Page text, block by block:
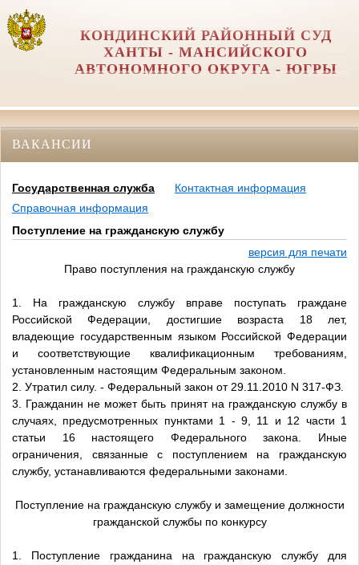
КОНДИНСКИЙ РАЙОННЫЙ СУД
ХАНТЫ - МАНСИЙСКОГО
АВТОНОМНОГО ОКРУГА - ЮГРЫ
ВАКАНСИИ
Государственная служба
Контактная информация
Справочная информация
Поступление на гражданскую службу
версия для печати
Право поступления на гражданскую службу
1. На гражданскую службу вправе поступать граждане
Российской Федерации, достигшие возраста 18 лет,
владеющие государственным языком Российской Федерации
и соответствующие квалификационным требованиям,
установленным настоящим Федеральным законом.
2. Утратил силу. - Федеральный закон от 29.11.2010 N 317-ФЗ.
3. Гражданин не может быть принят на гражданскую службу в
случаях, предусмотренных пунктами 1 - 9, 11 и 12 части 1
статьи 16 настоящего Федерального закона. Иные
ограничения, связанные с поступлением на гражданскую
службу, устанавливаются федеральными законами.
Поступление на гражданскую службу и замещение должности
гражданской службы по конкурсу
1. Поступление гражданина на гражданскую службу для